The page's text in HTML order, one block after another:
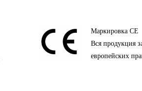
Маркировка CE
Вся продукция
европейских